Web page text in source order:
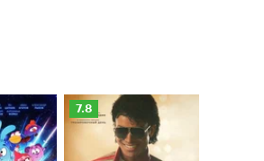
Рейтинг
Кинопоиска
7.8